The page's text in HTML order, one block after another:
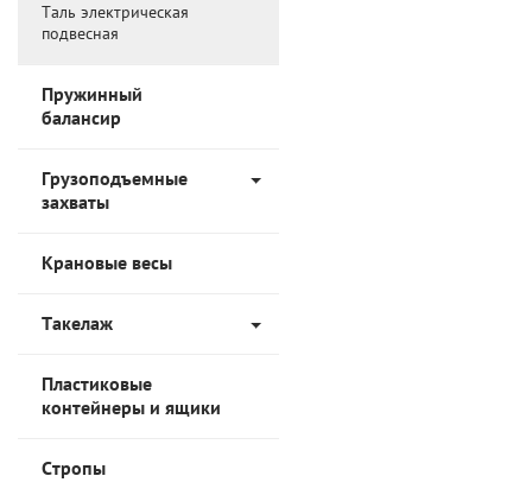
Таль электрическая
подвесная
Пружинный
балансир
Грузоподъемные
захваты
Крановые весы
Такелаж
Пластиковые
контейнеры и ящики
Стропы